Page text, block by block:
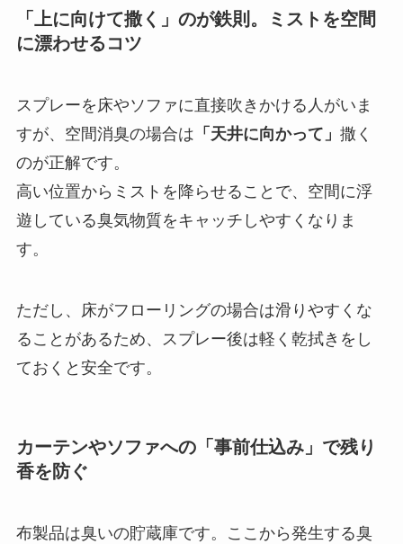
「上に向けて撒く」のが鉄則。ミストを空間
に漂わせるコツ
スプレーを床やソファに直接吹きかける人がいま
すが、空間消臭の場合は 「天井に向かって」 撒く
のが正解です。
高い位置からミストを降らせることで、空間に浮
遊している臭気物質をキャッチしやすくなりま
す。
ただし、床がフローリングの場合は滑りやすくな
ることがあるため、スプレー後は軽く乾拭きをし
ておくと安全です。
カーテンやソファへの「事前仕込み」で残り
香を防ぐ
布製品は臭いの貯蔵庫です。ここから発生する臭